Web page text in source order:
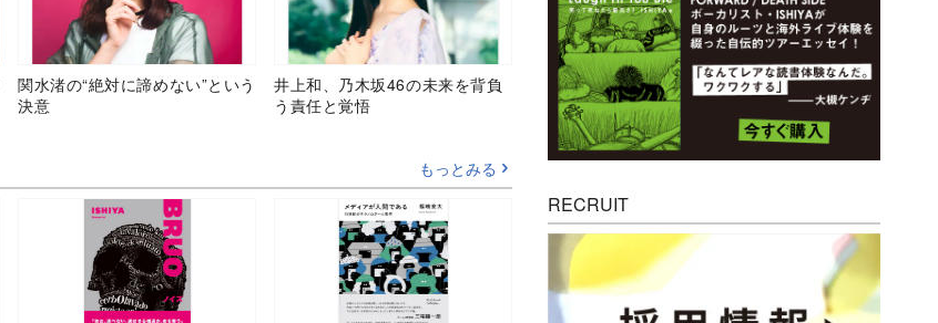
関水渚の“絶対に諦めない”という
決意
井上和、乃木坂46の未来を背負
う責任と覚悟
もっとみる
RECRUIT